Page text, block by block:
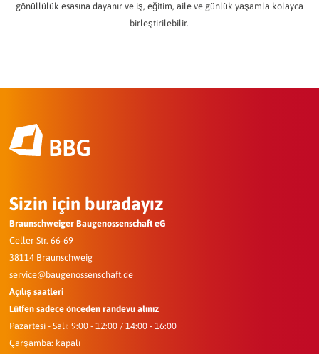
gönüllülük esasına dayanır ve iş, eğitim, aile ve günlük yaşamla kolayca
birleştirilebilir.
Sizin için buradayız
Braunschweiger Baugenossenschaft eG
Celler Str. 66-69
38114 Braunschweig
service@baugenossenschaft.de
Açılış saatleri
Lütfen sadece önceden randevu alınız
Pazartesi - Salı: 9:00 - 12:00 / 14:00 - 16:00
Çarşamba: kapalı